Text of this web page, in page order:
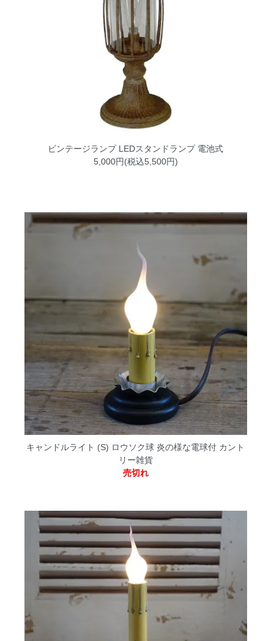
ビンテージランプ LEDスタンドランプ 電池式
5,000円(税込5,500円)
キャンドルライト (S) ロウソク球 炎の様な電球付 カント
リー雑貨
売切れ